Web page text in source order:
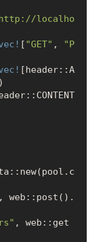
localho
[ "GET" ,
"P
[header::A
, web::post().
, web::get